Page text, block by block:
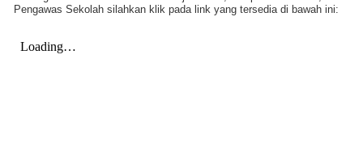
Pengawas Sekolah silahkan klik pada link yang tersedia di bawah ini: